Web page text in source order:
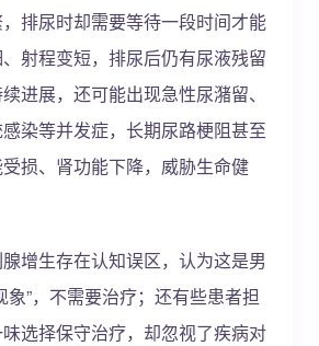
排尿时却需要等待一段时间才能
射程变短，排尿后仍有尿液残留
进展，还可能出现急性尿潴留、
染等并发症，长期尿路梗阻甚至
损、肾功能下降，威胁生命健
增生存在认知误区，认为这是男
象”，不需要治疗；还有些患者担
选择保守治疗，却忽视了疾病对